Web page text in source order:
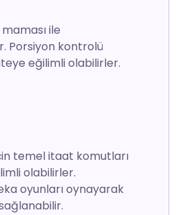
ile
Porsiyon kontrolü
eğilimli olabilirler.
temel itaat komutları
olabilirler.
oyunları oynayarak